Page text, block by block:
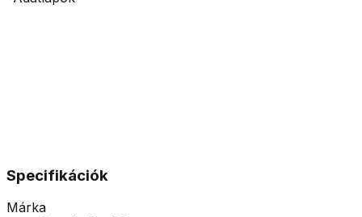
Specifikációk
Márka